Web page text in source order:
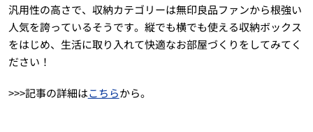
汎用性の高さで、収納カテゴリーは無印良品ファンから根強い
人気を誇っているそうです。縦でも横でも使える収納ボックス
をはじめ、生活に取り入れて快適なお部屋づくりをしてみてく
ださい！
>>>記事の詳細はこちらから。